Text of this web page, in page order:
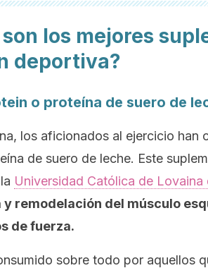
los mejores
deportiva?
o proteína de suero de
los aficionados al ejercicio han
de suero de leche. Este
Universidad Católica de Lovaina
remodelación del músculo
de fuerza.
sobre todo por aquellos